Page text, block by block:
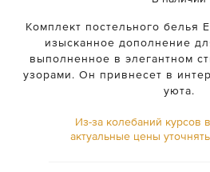
Комплект постельного белья
изысканное дополнение
выполненное в элегантном
узорами. Он привнесет в
уюта.
Из-за колебаний курсов
актуальные цены